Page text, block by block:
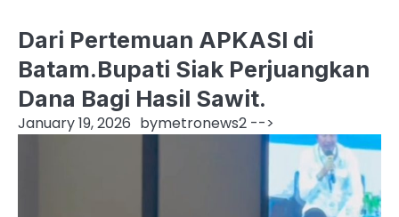
Dari Pertemuan APKASI di
Batam.Bupati Siak Perjuangkan
Dana Bagi Hasil Sawit.
January 19, 2026 bymetronews2 -->